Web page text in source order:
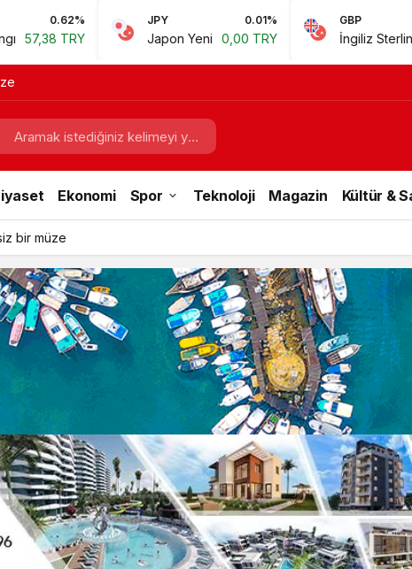
JPY 0.01%
Japon Yeni 0,00 TRY
GBP 0.67%
İngiliz Sterlini 60,81 TRY
Ekonomi Spor Teknoloji Magazin Kültür &
bir müze